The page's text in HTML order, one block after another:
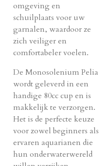
omgeving en
schuilplaats voor uw
garnalen, waardoor ze
zich veiliger en
comfortabeler voelen.
De Monosolenium Pelia
wordt geleverd in een
handige 80cc cup en is
makkelijk te verzorgen.
Het is de perfecte keuze
voor zowel beginners als
ervaren aquarianen die
hun onderwaterwereld